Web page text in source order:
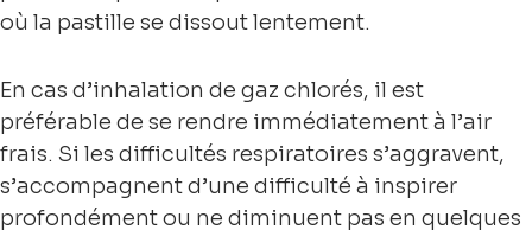
où la pastille se dissout lentement.
En cas d’inhalation de gaz chlorés, il est
préférable de se rendre immédiatement à l’air
frais. Si les difficultés respiratoires s’aggravent,
s’accompagnent d’une difficulté à inspirer
profondément ou ne diminuent pas en quelques